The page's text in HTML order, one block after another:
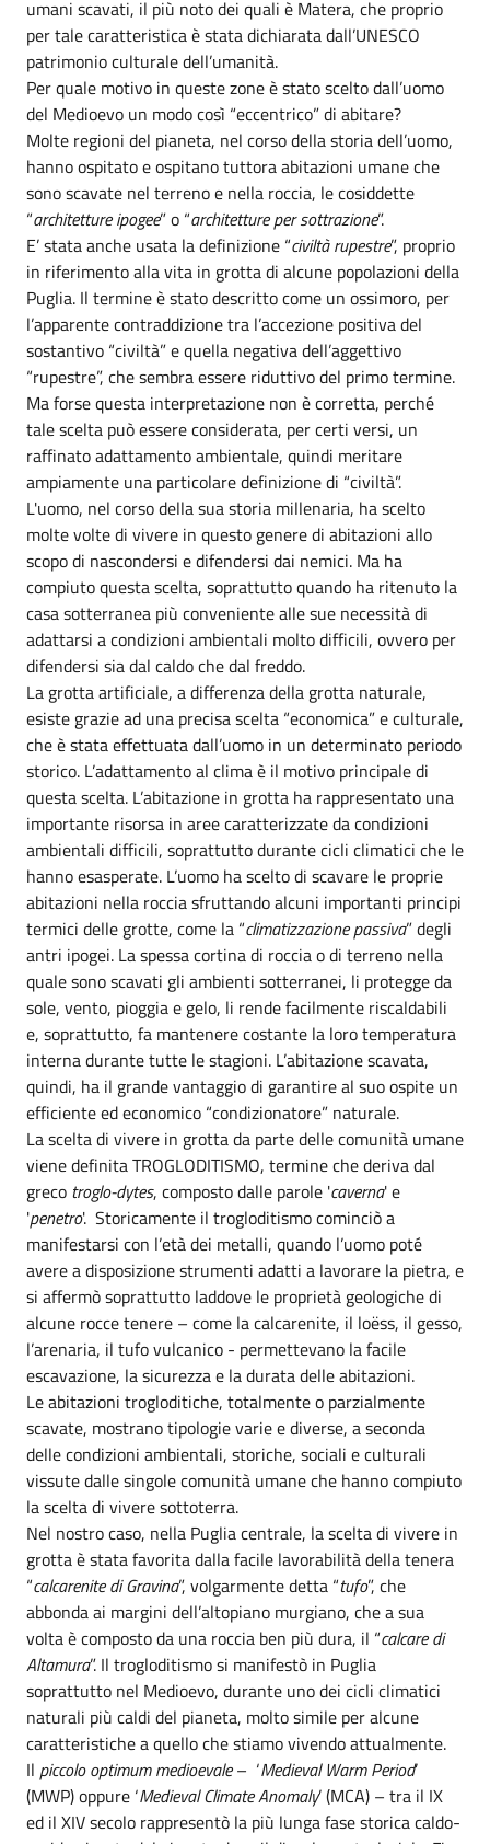
umani scavati, il più noto dei quali è Matera, che proprio
per tale caratteristica è stata dichiarata dall’UNESCO
patrimonio culturale dell’umanità.
Per quale motivo in queste zone è stato scelto dall’uomo
del Medioevo un modo così “eccentrico” di abitare?
Molte regioni del pianeta, nel corso della storia dell’uomo,
hanno ospitato e ospitano tuttora abitazioni umane che
sono scavate nel terreno e nella roccia, le cosiddette
“architetture ipogee” o “architetture per sottrazione”.
E’ stata anche usata la definizione “civiltà rupestre”, proprio
in riferimento alla vita in grotta di alcune popolazioni della
Puglia. Il termine è stato descritto come un ossimoro, per
l’apparente contraddizione tra l’accezione positiva del
sostantivo “civiltà” e quella negativa dell’aggettivo
“rupestre”, che sembra essere riduttivo del primo termine.
Ma forse questa interpretazione non è corretta, perché
tale scelta può essere considerata, per certi versi, un
raffinato adattamento ambientale, quindi meritare
ampiamente una particolare definizione di “civiltà”.
L'uomo, nel corso della sua storia millenaria, ha scelto
molte volte di vivere in questo genere di abitazioni allo
scopo di nascondersi e difendersi dai nemici. Ma ha
compiuto questa scelta, soprattutto quando ha ritenuto la
casa sotterranea più conveniente alle sue necessità di
adattarsi a condizioni ambientali molto difficili, ovvero per
difendersi sia dal caldo che dal freddo.
La grotta artificiale, a differenza della grotta naturale,
esiste grazie ad una precisa scelta “economica” e culturale,
che è stata effettuata dall’uomo in un determinato periodo
storico. L’adattamento al clima è il motivo principale di
questa scelta. L’abitazione in grotta ha rappresentato una
importante risorsa in aree caratterizzate da condizioni
ambientali difficili, soprattutto durante cicli climatici che le
hanno esasperate. L’uomo ha scelto di scavare le proprie
abitazioni nella roccia sfruttando alcuni importanti principi
termici delle grotte, come la “climatizzazione passiva” degli
antri ipogei. La spessa cortina di roccia o di terreno nella
quale sono scavati gli ambienti sotterranei, li protegge da
sole, vento, pioggia e gelo, li rende facilmente riscaldabili
e, soprattutto, fa mantenere costante la loro temperatura
interna durante tutte le stagioni. L’abitazione scavata,
quindi, ha il grande vantaggio di garantire al suo ospite un
efficiente ed economico “condizionatore” naturale.
La scelta di vivere in grotta da parte delle comunità umane
viene definita TROGLODITISMO, termine che deriva dal
greco troglo-dytes, composto dalle parole 'caverna' e
'penetro'. Storicamente il trogloditismo cominciò a
manifestarsi con l’età dei metalli, quando l’uomo poté
avere a disposizione strumenti adatti a lavorare la pietra, e
si affermò soprattutto laddove le proprietà geologiche di
alcune rocce tenere – come la calcarenite, il loëss, il gesso,
l’arenaria, il tufo vulcanico - permettevano la facile
escavazione, la sicurezza e la durata delle abitazioni.
Le abitazioni trogloditiche, totalmente o parzialmente
scavate, mostrano tipologie varie e diverse, a seconda
delle condizioni ambientali, storiche, sociali e culturali
vissute dalle singole comunità umane che hanno compiuto
la scelta di vivere sottoterra.
Nel nostro caso, nella Puglia centrale, la scelta di vivere in
grotta è stata favorita dalla facile lavorabilità della tenera
“calcarenite di Gravina”, volgarmente detta “tufo”, che
abbonda ai margini dell’altopiano murgiano, che a sua
volta è composto da una roccia ben più dura, il “calcare di
Altamura”. Il trogloditismo si manifestò in Puglia
soprattutto nel Medioevo, durante uno dei cicli climatici
naturali più caldi del pianeta, molto simile per alcune
caratteristiche a quello che stiamo vivendo attualmente.
Il piccolo optimum medioevale– ‘Medieval Warm Period’
(MWP) oppure ‘Medieval Climate Anomaly’ (MCA) – tra il IX
ed il XIV secolo rappresentò la più lunga fase storica caldo-